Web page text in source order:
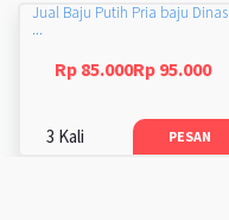
Jual Baju Putih Pria baju Dinas
...
Rp 85.000Rp 95.000
3 Kali PESAN